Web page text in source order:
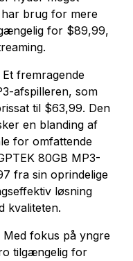
brug for mere
for $89,99,
Et fremragende
afspilleren, som
til $63,99. Den
en blanding af
for omfattende
80GB MP3-
fra sin oprindelige
løsning
kvaliteten.
Med fokus på yngre
tilgængelig for